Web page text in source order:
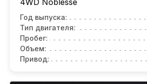
4WD Noblesse
Год выпуска:
Тип двигателя:
Пробег:
Объем:
Привод: